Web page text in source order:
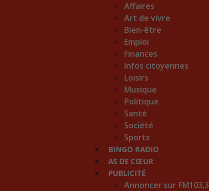
Affaires
Art de vivre
Bien-être
Emploi
Finances
Infos citoyennes
Loisirs
Musique
Politique
Santé
Société
Sports
BINGO RADIO
AS DE CŒUR
PUBLICITÉ
Annoncer sur FM103,3